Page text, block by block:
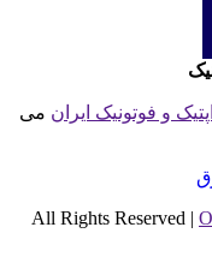
و فوتونیک ایران می